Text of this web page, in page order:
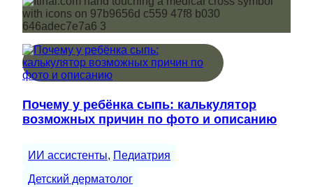
Почему у ребёнка сыпь: калькулятор
возможных причин по фото и описанию
ИИ ассистенты, Педиатрия
Детский дерматолог